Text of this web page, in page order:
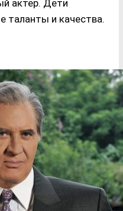
актер. Дети
таланты и качества.